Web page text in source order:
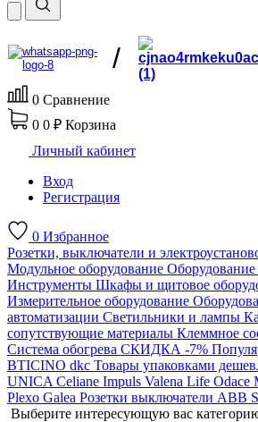
/
0 Сравнение
0 0 ₽ Корзина
Личный кабинет
Вход
Регистрация
0 Избранное
Розетки, выключатели и
Модульное оборудование
Инструменты Шкафы и щитовое
Измерительное оборудование
автоматизации Светильники и лампы
сопутствующие материалы Клеммное
Система обогрева СКИДКА -7%
BTICINO dkc Товары упаковками
UNICA Celiane Impuls Valena Life Odace
Plexo Galea Розетки выключатели ABB
Выберите интересующую вас